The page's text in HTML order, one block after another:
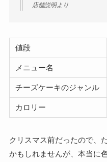
店舗説明より
値段
メニュー名
チーズケーキのジャンル
カロリー
クリスマス前だったので、
かもしれませんが、本当に